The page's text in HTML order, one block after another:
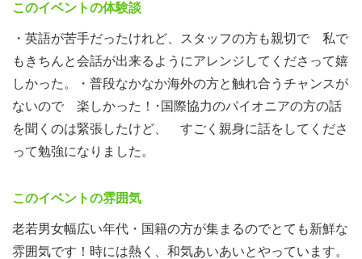
マニアックな特技よりも、遥かに使えるノウハウです。ま
ずは、誰よりも素敵な人間を目指しましょう。朝から夕方
まで、NGOのボスや留学生、青年海外協力隊のOBOGと
色々な出会いがあります。講師と彼らとの会話を通して、
人の心をぎゅっと掴むノウハウを学んで下さい。確実に人
間力が付いてきます。成長したい！！という気持ちで一緒
にがんばりましょう！17:00 解散過去の受講生の中には、
す。次はあなたも続いて下さい！
━━━━━━━━━━━━━━━◆世の中探検隊 隊員募
集中！◆━━━━━━━━━━━━━━━学校では教えて
このイベントの体験談
・英語が苦手だったけれど、スタッフの方も親切で 私で
もきちんと会話が出来るようにアレンジしてくださって嬉
しかった。・普段なかなか海外の方と触れ合うチャンスが
ないので 楽しかった！･国際協力のパイオニアの方の話
を聞くのは緊張したけど、 すごく親身に話をしてくださ
って勉強になりました。
このイベントの雰囲気
老若男女幅広い年代・国籍の方が集まるのでとても新鮮な
雰囲気です！時には熱く、和気あいあいとやっています。